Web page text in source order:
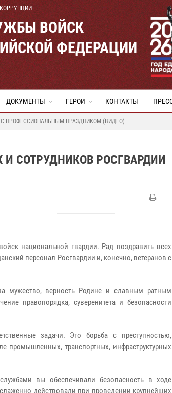
ВОЙСК
ФЕДЕРАЦИИ
ДОКУМЕНТЫ ГЕРОИ КОНТАКТЫ
ПРОФЕССИОНАЛЬНЫМ ПРАЗДНИКОМ (ВИДЕО)
СОТРУДНИКОВ РОСГВАРДИИ
национальной гвардии. Рад поздравить всех
персонал Росгвардии и, конечно, ветеранов с
мужество, верность Родине и славным ратным
правопорядка, суверенитета и безопасности
задачи. Это борьба с преступностью,
промышленных, транспортных, инфраструктурных
вы обеспечивали безопасность в ходе
действовали при проведении крупнейших